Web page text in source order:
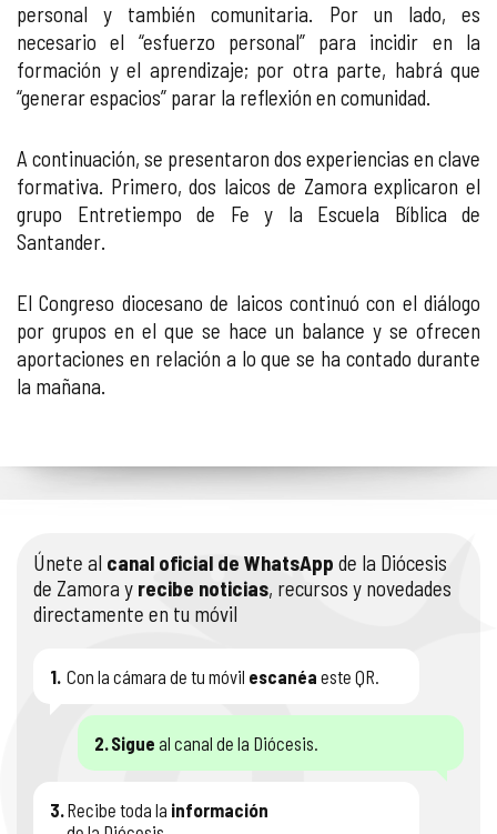
personal y también comunitaria. Por un lado, es
necesario el “esfuerzo personal” para incidir en la
formación y el aprendizaje; por otra parte, habrá que
“generar espacios” parar la reflexión en comunidad.
A continuación, se presentaron dos experiencias en clave
formativa. Primero, dos laicos de Zamora explicaron el
grupo Entretiempo de Fe y la Escuela Bíblica de
Santander.
El Congreso diocesano de laicos continuó con el diálogo
por grupos en el que se hace un balance y se ofrecen
aportaciones en relación a lo que se ha contado durante
la mañana.
Únete al canal oficial de WhatsApp de la Diócesis
de Zamora y recibe noticias, recursos y novedades
directamente en tu móvil
1. Con la cámara de tu móvil escanéa este QR.
2.Sigue al canal de la Diócesis.
3.Recibe toda la información